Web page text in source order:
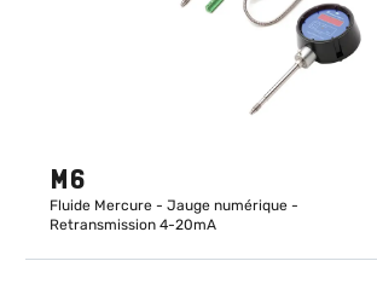
M6
Fluide Mercure - Jauge numérique -
Retransmission 4-20mA